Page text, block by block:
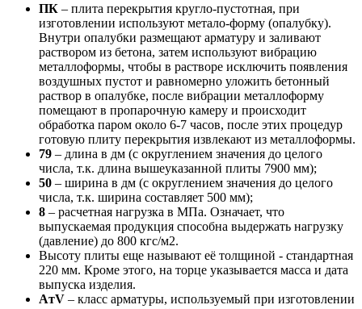
ПК – плита перекрытия кругло-пустотная, при
изготовлении используют метало-форму (опалубку).
Внутри опалубки размещают арматуру и заливают
раствором из бетона, затем используют вибрацию
металлоформы, чтобы в растворе исключить появления
воздушных пустот и равномерно уложить бетонный
раствор в опалубке, после вибрации металлоформу
помещают в пропарочную камеру и происходит
обработка паром около 6-7 часов, после этих процедур
готовую плиту перекрытия извлекают из металлоформы.
79 – длина в дм (с округлением значения до целого
числа, т.к. длина вышеуказанной плиты 7900 мм);
50 – ширина в дм (с округлением значения до целого
числа, т.к. ширина составляет 500 мм);
8 – расчетная нагрузка в МПа. Означает, что
выпускаемая продукция способна выдержать нагрузку
(давление) до 800 кгс/м2.
Высоту плиты еще называют её толщиной - стандартная
220 мм. Кроме этого, на торце указывается масса и дата
выпуска изделия.
AтV – класс арматуры, используемый при изготовлении